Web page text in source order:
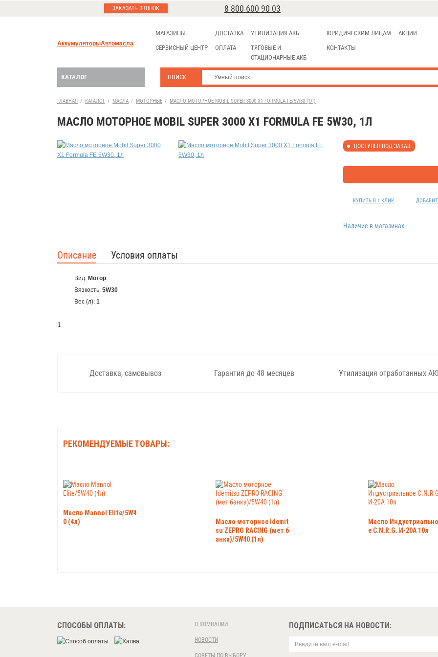
ЗАКАЗАТЬ ЗВОНОК 8-800-600-90-03
АккумуляторыАвтомасла
МАГАЗИНЫ
СЕРВИСНЫЙ ЦЕНТР
ДОСТАВКА
ОПЛАТА
УТИЛИЗАЦИЯ АКБ
ТЯГОВЫЕ И
СТАЦИОНАРНЫЕ АКБ
ЮРИДИЧЕСКИМ ЛИЦАМ
КОНТАКТЫ
АКЦИИ
ПОИСК:
КАТАЛОГ
ГЛАВНАЯ / КАТАЛОГ / МАСЛА / МОТОРНЫЕ / МАСЛО МОТОРНОЕ MOBIL SUPER 3000 X1 FORMULA FE/5W30 (1Л)
МАСЛО МОТОРНОЕ MOBIL SUPER 3000 X1 FORMULA FE 5W30, 1Л
ДОСТУПЕН ПОД ЗАКАЗ
КУПИТЬ В 1 КЛИК
Наличие в магазинах
Описание Условия оплаты
Вид: Мотор
Вязкость: 5W30
Вес (л): 1
1
Доставка, самовывоз Гарантия до 48 месяцев Утилизация отработанных
РЕКОМЕНДУЕМЫЕ ТОВАРЫ:
Масло Mannol Elite/5W4
0 (4л)
Масло моторное Idemit
su ZEPRO RACING (мет б
анка)/5W40 (1л)
Масло Индустриально
е C.N.R.G. И-20А 10л
СПОСОБЫ ОПЛАТЫ: О КОМПАНИИ
НОВОСТИ
СОВЕТЫ ПО ВЫБОРУ
ПОДПИСАТЬСЯ НА НОВОСТИ: